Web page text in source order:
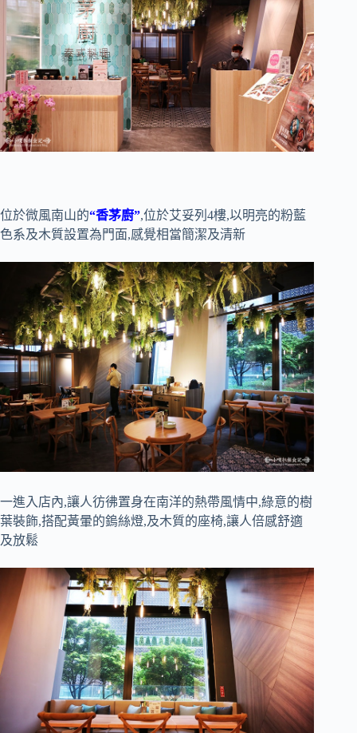
位於微風南山的“香茅廚”,位於艾妥列4樓,以明亮的粉藍
色系及木質設置為門面,感覺相當簡潔及清新
一進入店內,讓人彷彿置身在南洋的熱帶風情中,綠意的樹
葉裝飾,搭配黃暈的鎢絲燈,及木質的座椅,讓人倍感舒適
及放鬆